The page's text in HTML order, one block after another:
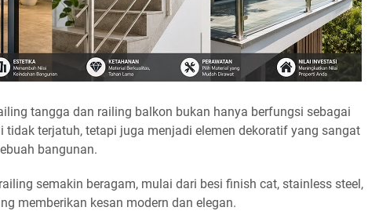
tangga dan railing balkon bukan hanya berfungsi sebagai
tidak terjatuh, tetapi juga menjadi elemen dekoratif yang sangat
bangunan.
semakin beragam, mulai dari besi finish cat, stainless steel,
memberikan kesan modern dan elegan.